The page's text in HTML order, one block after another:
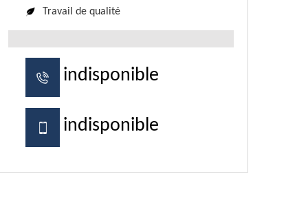
Travail de qualité
indisponible
indisponible